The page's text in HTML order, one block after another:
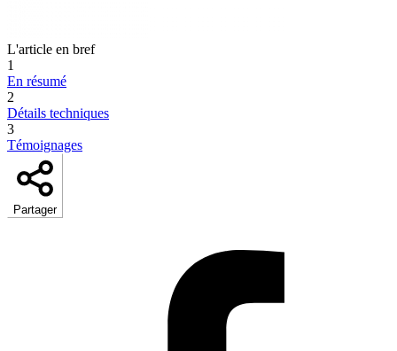
L'article en bref
1
En résumé
2
Détails techniques
3
Témoignages
Partager